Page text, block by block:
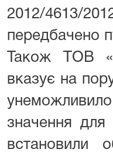
2012/4613/
передбачено
Також ТОВ
вказує на
значення для
встановили